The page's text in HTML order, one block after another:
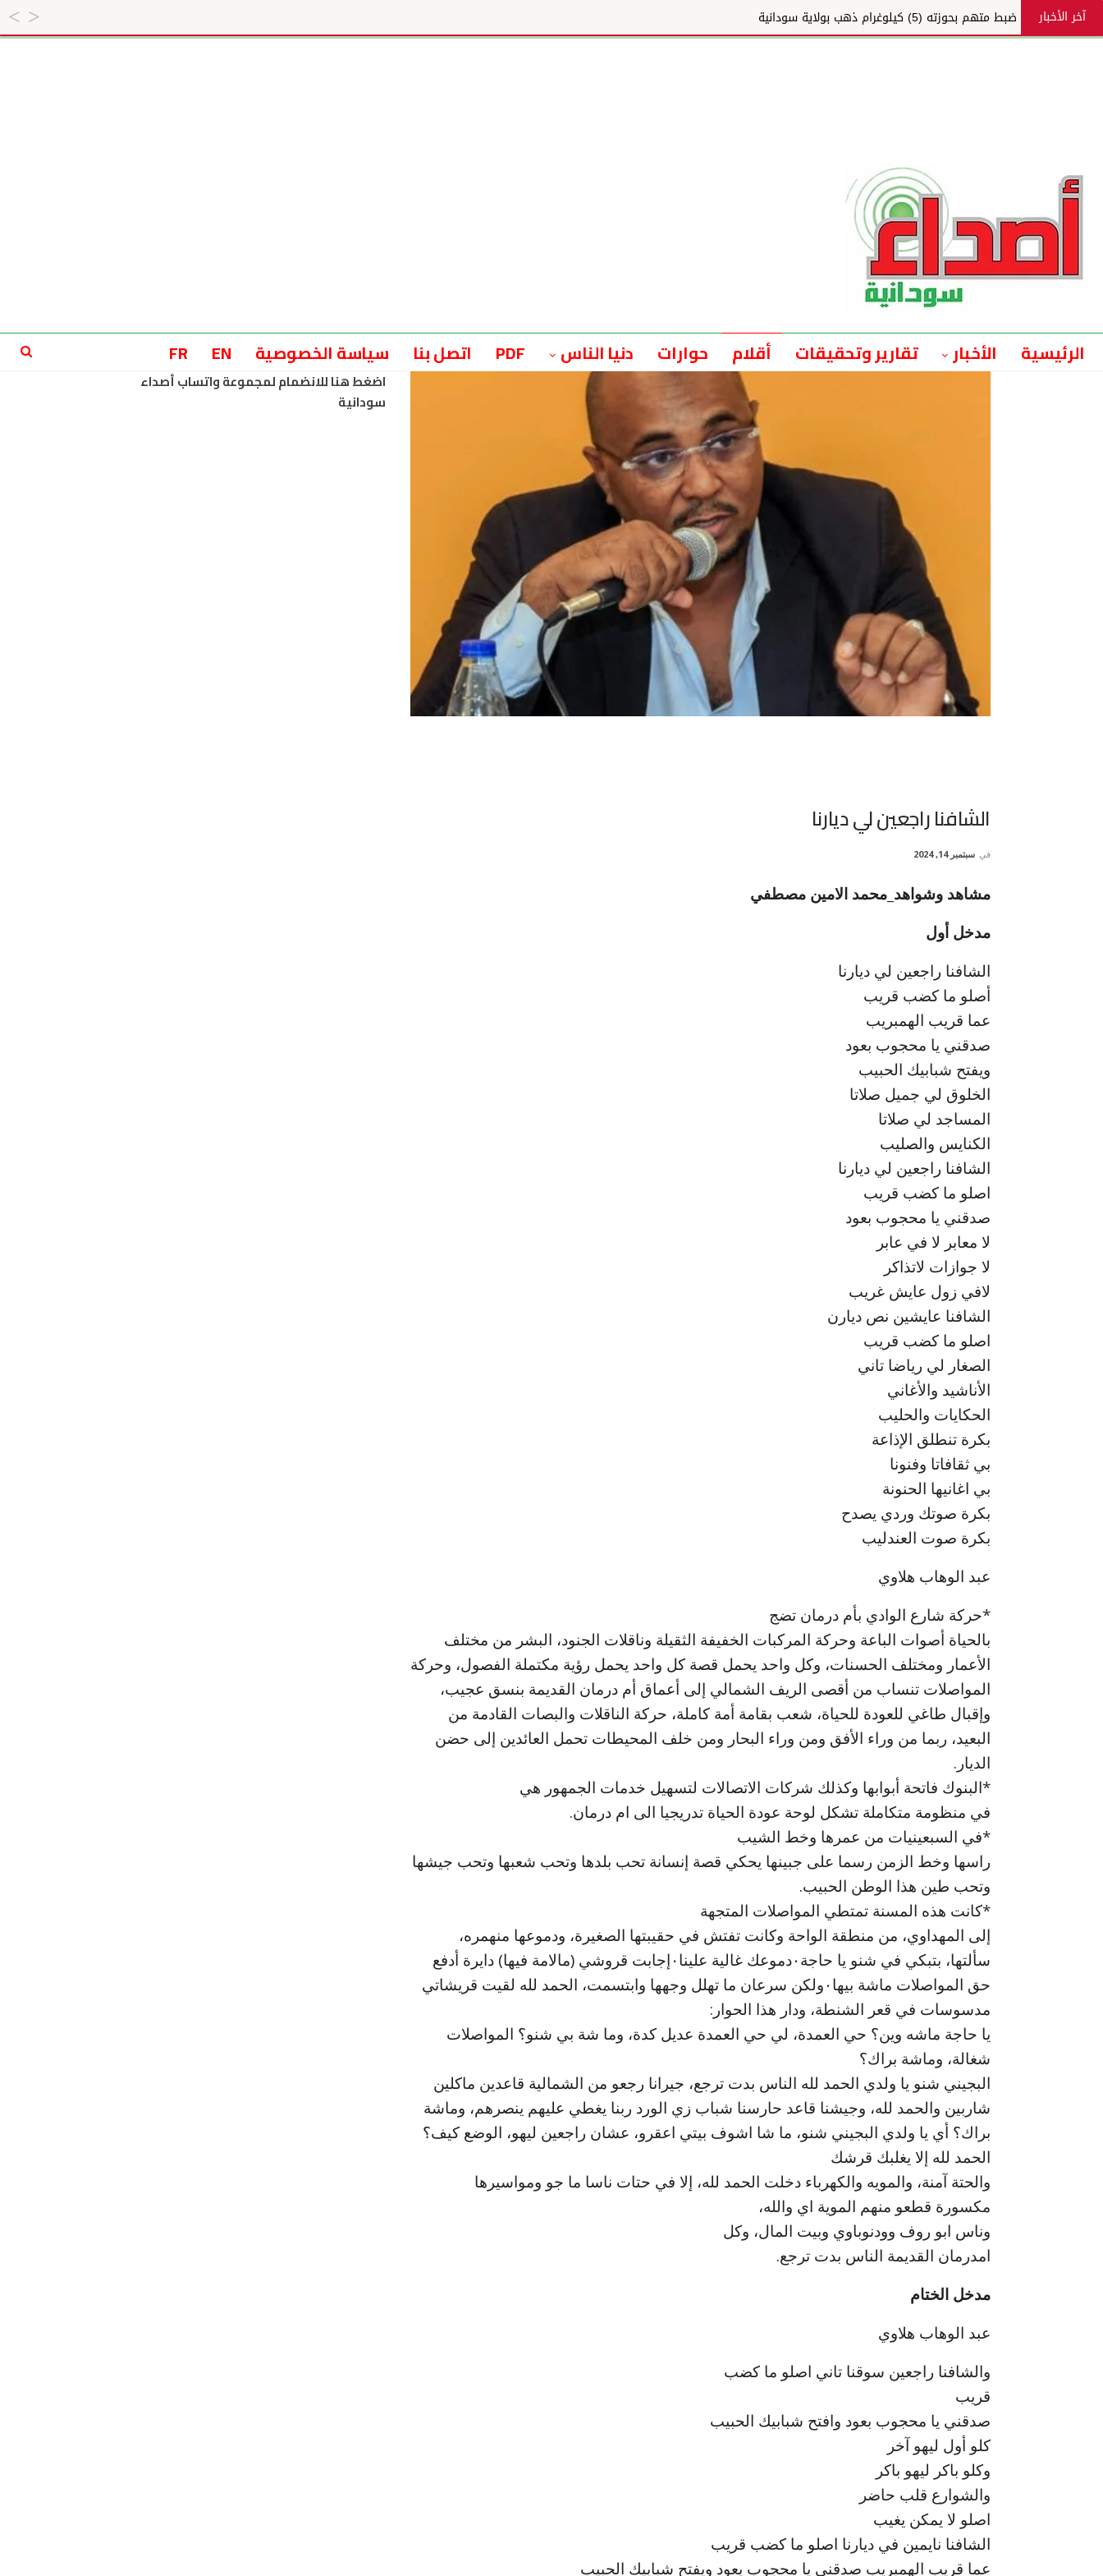
آخر الأخبار ضبط متهم بحوزته (5) كيلوغرام ذهب بولاية سودانية
الرئيسية الأخبار تقارير وتحقيقات أقلام حوارات دنيا الناس PDF اتصل بنا سياسة الخصوصية EN
FR
الشافنا راجعين لي ديارنا
في سبتمبر 14, 2024
مشاهد وشواهد_محمد الامين مصطفي
مدخل أول
الشافنا راجعين لي ديارنا
أصلو ما كضب قريب
عما قريب الهمبريب
صدقني يا محجوب بعود
ويفتح شبابيك الحبيب
الخلوق لي جميل صلاتا
المساجد لي صلاتا
الكنايس والصليب
الشافنا راجعين لي ديارنا
اصلو ما كضب قريب
صدقني يا محجوب بعود
لا معابر لا في عابر
لا جوازات لاتذاكر
لافي زول عايش غريب
الشافنا عايشين نص ديارن
اصلو ما كضب قريب
الصغار لي رياضا تاني
الأناشيد والأغاني
الحكايات والحليب
بكرة تنطلق الإذاعة
بي ثقافاتا وفنونا
بي اغانيها الحنونة
بكرة صوتك وردي يصدح
بكرة صوت العندليب
عبد الوهاب هلاوي
*حركة شارع الوادي بأم درمان تضج
بالحياة أصوات الباعة وحركة المركبات الخفيفة الثقيلة وناقلات الجنود، البشر من مختلف
الأعمار ومختلف الحسنات، وكل واحد يحمل قصة كل واحد يحمل رؤية مكتملة الفصول، وحركة
المواصلات تنساب من أقصى الريف الشمالي إلى أعماق أم درمان القديمة بنسق عجيب،
وإقبال طاغي للعودة للحياة، شعب بقامة أمة كاملة، حركة الناقلات والبصات القادمة من
البعيد، ربما من وراء الأفق ومن وراء البحار ومن خلف المحيطات تحمل العائدين إلى حضن
الديار.
*البنوك فاتحة أبوابها وكذلك شركات الاتصالات لتسهيل خدمات الجمهور هي
في منظومة متكاملة تشكل لوحة عودة الحياة تدريجيا الى ام درمان.
*في السبعينيات من عمرها وخط الشيب
راسها وخط الزمن رسما على جبينها يحكي قصة إنسانة تحب بلدها وتحب شعبها وتحب جيشها
وتحب طين هذا الوطن الحبيب.
*كانت هذه المسنة تمتطي المواصلات المتجهة
إلى المهداوي، من منطقة الواحة وكانت تفتش في حقيبتها الصغيرة، ودموعها منهمره،
سألتها، بتبكي في شنو يا حاجة٠دموعك غالية علينا٠إجابت قروشي (مالامة فيها) دايرة أدفع
حق المواصلات ماشة بيها٠ولكن سرعان ما تهلل وجهها وابتسمت، الحمد لله لقيت قريشاتي
مدسوسات في قعر الشنطة، ودار هذا الحوار:
يا حاجة ماشه وين؟ حي العمدة، لي حي العمدة عديل كدة، وما شة بي شنو؟ المواصلات
شغالة، وماشة براك؟
البجيني شنو يا ولدي الحمد لله الناس بدت ترجع، جيرانا رجعو من الشمالية قاعدين ماكلين
شاربين والحمد لله، وجيشنا قاعد حارسنا شباب زي الورد ربنا يغطي عليهم ينصرهم، وماشة
براك؟ أي يا ولدي البجيني شنو، ما شا اشوف بيتي اعقرو، عشان راجعين ليهو، الوضع كيف؟
الحمد لله إلا يغلبك قرشك
والحتة آمنة، والمويه والكهرباء دخلت الحمد لله، إلا في حتات ناسا ما جو ومواسيرها
مكسورة قطعو منهم الموية اي والله،
وناس ابو روف وودنوباوي وبيت المال، وكل
امدرمان القديمة الناس بدت ترجع.
مدخل الختام
عبد الوهاب هلاوي
والشافنا راجعين سوقنا تاني اصلو ما كضب
قريب
صدقني يا محجوب بعود وافتح شبابيك الحبيب
كلو أول ليهو آخر
وكلو باكر ليهو باكر
والشوارع قلب حاضر
اصلو لا يمكن يغيب
الشافنا نايمين في ديارنا اصلو ما كضب قريب
عما قريب الهمبريب صدقني يا محجوب يعود ويفتح شبابيك الحبيب
اضغط هنا للانضمام لمجموعة واتساب أصداء
سودانية